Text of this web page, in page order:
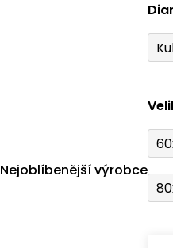
Nejoblíbenější výrobce